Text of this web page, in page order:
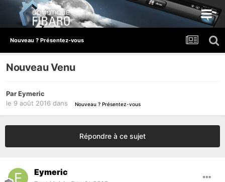
Nouveau ? Présentez-vous
Nouveau Venu
ParEymeric
le 9 août 2016 dans Nouveau ? Présentez-vous
Répondre à ce sujet
Eymeric